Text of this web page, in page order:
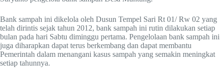
Bank sampah ini dikelola oleh Dusun Tempel Sari Rt 01/ Rw 02 yang
telah dirintis sejak tahun 2012, bank sampah ini rutin dilakukan setiap
bulan pada hari Sabtu diminggu pertama. Pengelolaan bank sampah ini
juga diharapkan dapat terus berkembang dan dapat membantu
Pemerintah dalam menangani kasus sampah yang semakin meningkat
setiap tahunnya.